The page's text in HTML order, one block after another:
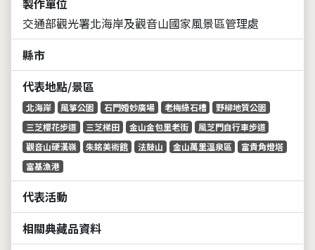
交通部觀光署北海岸及觀音山國家風景區管理處
縣市
代表地點/景區
北海岸 風箏公園 石門婚妙廣場 老梅綠石槽
野柳地質公園
三芝櫻花步道
三芝梯田 金山金包里老街
風芝門自行車步道
觀音山硬漢嶺
朱銘美術館 法鼓山 金山萬里溫泉區
富貴角燈塔
富基漁港
代表活動
相關典藏品資料